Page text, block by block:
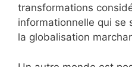
transformations
informationnelle qui se
la globalisation